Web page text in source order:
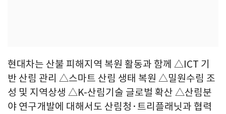
현대차는 산불 피해지역 복원 활동과 함께 △ICT 기
반 산림 관리 △스마트 산림 생태 복원 △밀원수림 조
성 및 지역상생 △K-산림기술 글로벌 확산 △산림분
야 연구개발에 대해서도 산림청·트리플래닛과 협력